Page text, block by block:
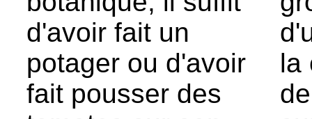
d'avoir fait un
potager ou d'avoir
fait pousser des
la